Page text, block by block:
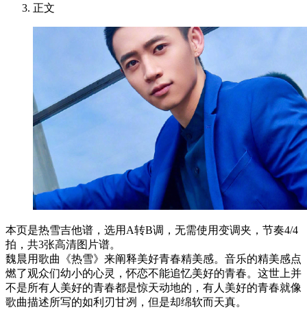
正文
本页是热雪吉他谱，选用A转B调，无需使用变调夹，节奏4/4
拍，共3张高清图片谱。
魏晨用歌曲《热雪》来阐释美好青春精美感。音乐的精美感点
燃了观众们幼小的心灵，怀恋不能追忆美好的青春。这世上并
不是所有人美好的青春都是惊天动地的，有人美好的青春就像
歌曲描述所写的如利刃甘冽，但是却绵软而天真。